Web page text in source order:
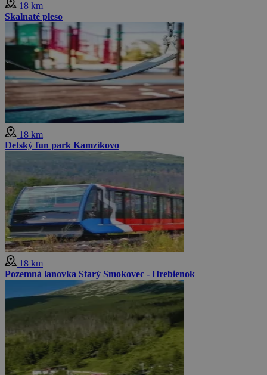
18 km
Skalnaté pleso
18 km
Detský fun park Kamzíkovo
18 km
Pozemná lanovka Starý Smokovec - Hrebienok